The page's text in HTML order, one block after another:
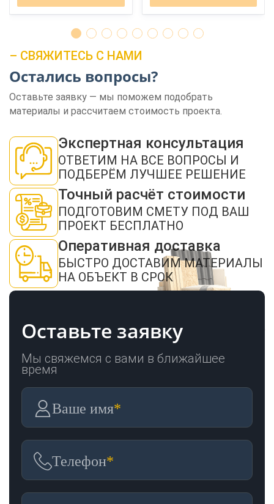
– СВЯЖИТЕСЬ С НАМИ
Остались вопросы?
Оставьте заявку — мы поможем подобрать
материалы и рассчитаем стоимость проекта.
Экспертная консультация
ОТВЕТИМ НА ВСЕ ВОПРОСЫ И
ПОДБЕРЁМ ЛУЧШЕЕ РЕШЕНИЕ
Точный расчёт стоимости
ПОДГОТОВИМ СМЕТУ ПОД ВАШ
ПРОЕКТ БЕСПЛАТНО
Оперативная доставка
БЫСТРО ДОСТАВИМ МАТЕРИАЛЫ
НА ОБЪЕКТ В СРОК
Оставьте заявку
Мы свяжемся с вами в ближайшее
время
Ваше имя*
Телефон*
ЗАКАЗАТЬ ЗВОНОК
Нажимая кнопку "Отправить", я даю своё согласие на обработку моих
персональных данных в соответствии с ФЗ от 27.07.2006 № 152-ФЗ "О
персональных данных", на условиях и для целей, определенных вполитикой
конфиденциальности
ОТПРАВИТЬ